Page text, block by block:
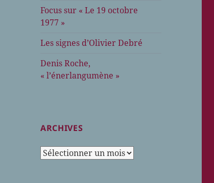
Focus sur « Le 19 octobre
1977 »
Les signes d’Olivier Debré
Denis Roche,
« l’énerlangumène »
ARCHIVES
Archives